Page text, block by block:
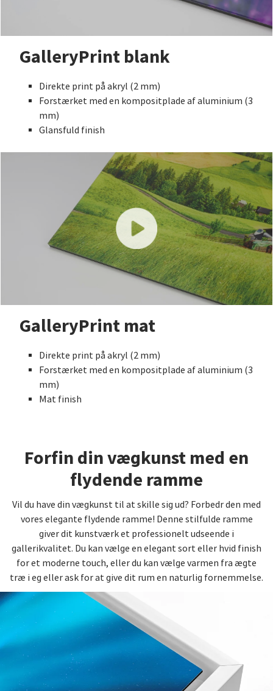
GalleryPrint blank
Direkte print på akryl (2 mm)
Forstærket med en kompositplade af aluminium (3
mm)
Glansfuld finish
GalleryPrint mat
Direkte print på akryl (2 mm)
Forstærket med en kompositplade af aluminium (3
mm)
Mat finish
Forfin din vægkunst med en
flydende ramme
Vil du have din vægkunst til at skille sig ud? Forbedr den med
vores elegante flydende ramme! Denne stilfulde ramme
giver dit kunstværk et professionelt udseende i
gallerikvalitet. Du kan vælge en elegant sort eller hvid finish
for et moderne touch, eller du kan vælge varmen fra ægte
træ i eg eller ask for at give dit rum en naturlig fornemmelse.